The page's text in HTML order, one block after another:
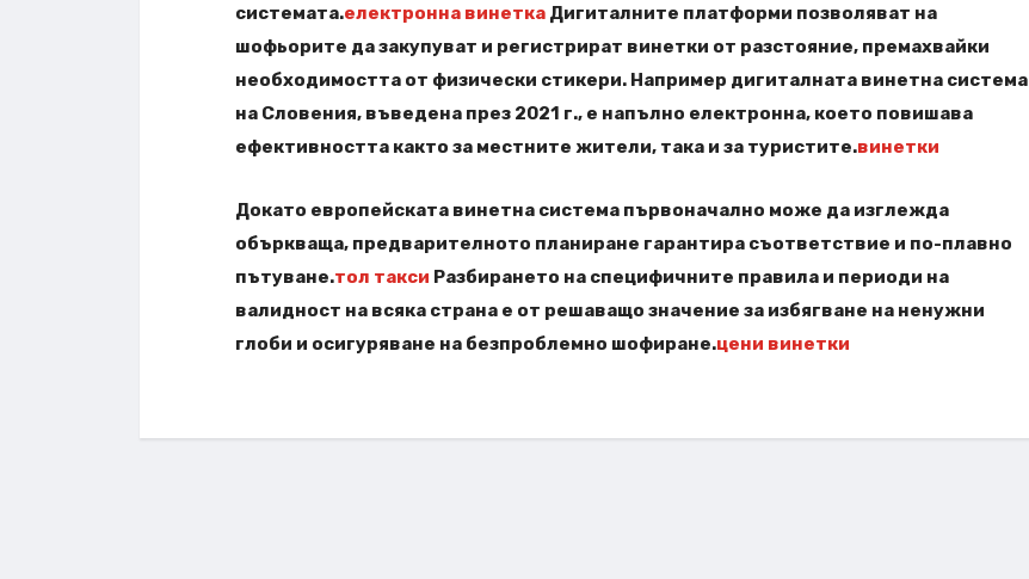
системата.електронна винетка Дигиталните платформи позволяват на
шофьорите да закупуват и регистрират винетки от разстояние, премахвайки
необходимостта от физически стикери. Например дигиталната винетна система
на Словения, въведена през 2021 г., е напълно електронна, което повишава
ефективността както за местните жители, така и за туристите.винетки
Докато европейската винетна система първоначално може да изглежда
объркваща, предварителното планиране гарантира съответствие и по-плавно
пътуване.тол такси Разбирането на специфичните правила и периоди на
валидност на всяка страна е от решаващо значение за избягване на ненужни
глоби и осигуряване на безпроблемно шофиране.цени винетки